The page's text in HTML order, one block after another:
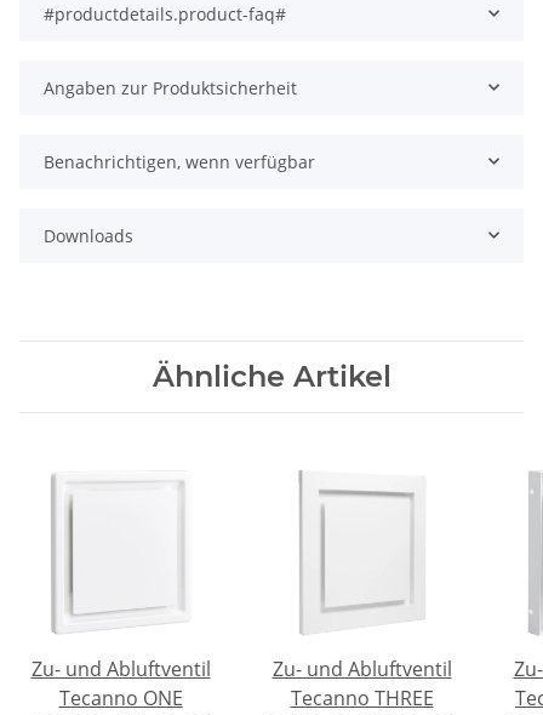
#productdetails.product-faq#
Angaben zur Produktsicherheit
Benachrichtigen, wenn verfügbar
Downloads
Ähnliche Artikel
Zu- und Abluftventil
Tecanno ONE
Zu- und Abluftventil
Tecanno THREE